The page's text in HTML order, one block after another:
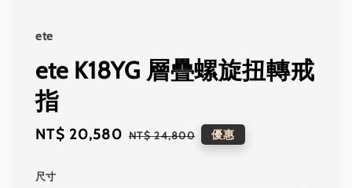
ete
ete K18YG 層疊螺旋扭轉戒
指
Sale
NT$ 20,580 Regular
NT$ 24,800 優惠
尺寸